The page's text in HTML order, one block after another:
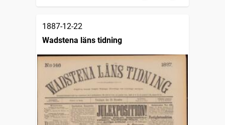
1887-12-22
Wadstena läns tidning